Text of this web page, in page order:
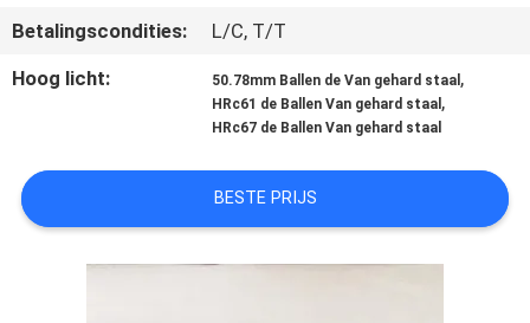
SITEMAP
PRIVACY
Betalingscondities:
L/C, T/T
Hoog licht:
50.78mm Ballen de Van gehard staal ,
HRc61 de Ballen Van gehard staal ,
HRc67 de Ballen Van gehard staal
BESTE PRIJS